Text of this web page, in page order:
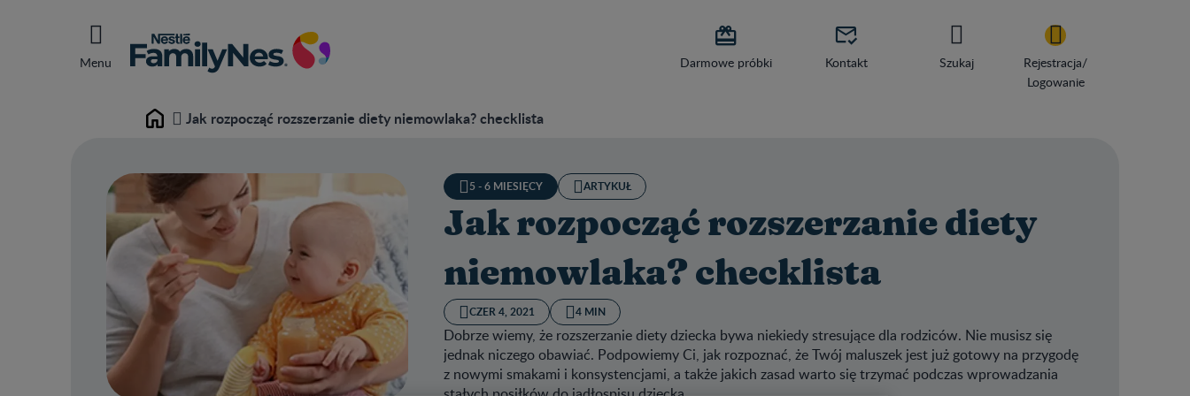
Menu

Darmowe próbki

Kontakt Szukaj
Rejestracja/
Logowanie
Home Jak rozpocząć rozszerzanie diety niemowlaka? checklista
5 - 6 MIESIĘCY ARTYKUŁ
Jak rozpocząć rozszerzanie diety
niemowlaka? checklista
CZER 4, 2021 4 MIN
Dobrze wiemy, że rozszerzanie diety dziecka bywa niekiedy stresujące dla rodziców. Nie musisz się
jednak niczego obawiać. Podpowiemy Ci, jak rozpoznać, że Twój maluszek jest już gotowy na przygodę
z nowymi smakami i konsystencjami, a także jakich zasad warto się trzymać podczas wprowadzania